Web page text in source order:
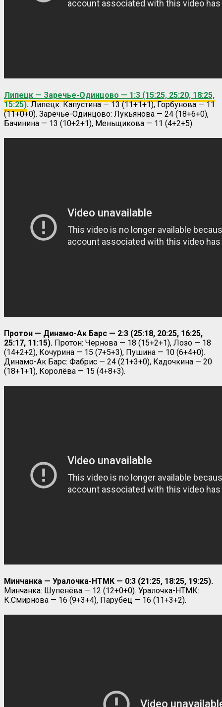
Липецк — Заречье-Одинцово — 1:3 (15:25, 25:20, 18:25,
15:25).Липецк: Капустина — 13 (11+1+1), Горбунова — 11
(11+0+0). Заречье-Одинцово: Лукьянова — 24 (18+6+0),
Бачинина — 13 (10+2+1), Меньщикова — 11 (4+2+5).
Протон — Динамо-Ак Барс — 2:3 (25:18, 20:25, 16:25,
25:17, 11:15). Протон: Чернова — 18 (15+2+1), Лозо — 18
(14+2+2), Кочурина — 15 (7+5+3), Пушина — 10 (6+4+0).
Динамо-Ак Барс: Фабрис — 24 (21+3+0), Кадочкина — 20
(18+1+1), Королёва — 15 (4+8+3).
Минчанка — Уралочка-НТМК — 0:3 (21:25, 18:25, 19:25).
Минчанка: Шупенёва — 12 (12+0+0). Уралочка-НТМК:
К.Смирнова — 16 (9+3+4), Парубец — 16 (11+3+2).